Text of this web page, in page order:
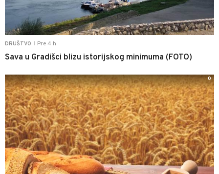
DRUŠTVO Pre 4 h
Sava u Gradišci blizu istorijskog minimuma (FOTO)
0